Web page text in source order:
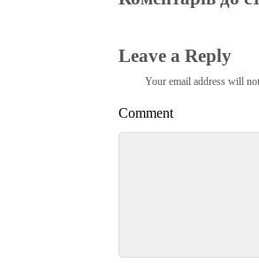
Leave a Reply
Your email address will
Comment